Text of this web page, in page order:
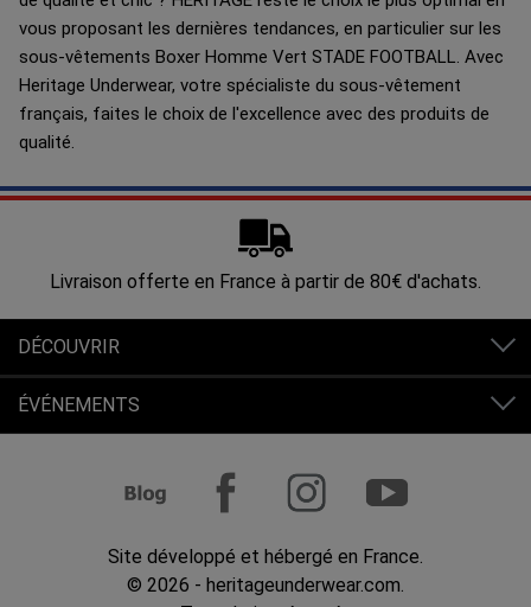
vous proposant les dernières tendances, en particulier sur les
sous-vêtements Boxer Homme Vert STADE FOOTBALL. Avec
Heritage Underwear, votre spécialiste du sous-vêtement
français, faites le choix de l'excellence avec des produits de
qualité.
Livraison offerte en France à partir de 80€ d'achats.
DÉCOUVRIR
ÉVÉNEMENTS
Site développé et hébergé en France.
© 2026 - heritageunderwear.com.